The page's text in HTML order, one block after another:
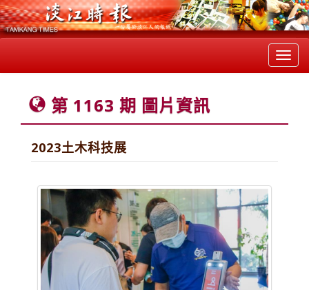
第 1163 期 圖片資訊
2023土木科技展